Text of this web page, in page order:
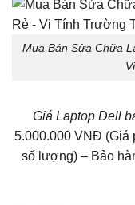
Mua Bán Sửa Chữa
Giá Laptop Dell
5.000.000 VNĐ (Giá
số lượng) – Bảo